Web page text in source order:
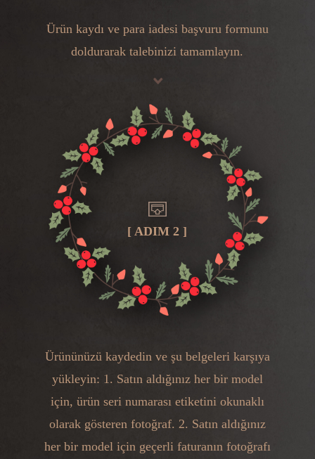
Ürün kaydı ve para iadesi başvuru formunu
doldurarak talebinizi tamamlayın.
[ ADIM 2 ]
Ürününüzü kaydedin ve şu belgeleri karşıya
yükleyin: 1. Satın aldığınız her bir model
için, ürün seri numarası etiketini okunaklı
olarak gösteren fotoğraf. 2. Satın aldığınız
her bir model için geçerli faturanın fotoğrafı